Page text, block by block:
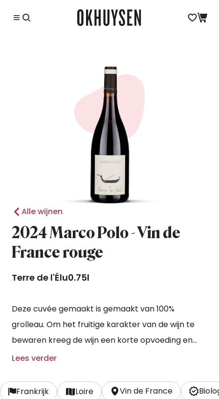
Alle wijnen
2024 Marco Polo - Vin de
France rouge
Terre de l'Élu0.75l
Deze cuvée gemaakt is gemaakt van 100%
grolleau. Om het fruitige karakter van de wijn te
bewaren kreeg de wijn een korte opvoeding en
werd er alleen gebruik gemaakt van oude houten
Lees verder
Frankrijk Loire Vin de France